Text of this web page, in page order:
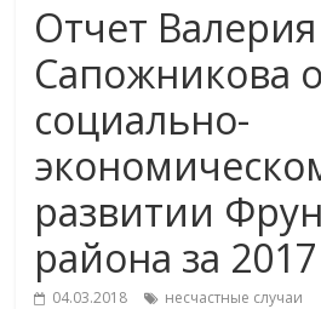
Отчет Валерия
Сапожникова о
социально-
развитии
района за
04.03.2018 несчастные случаи